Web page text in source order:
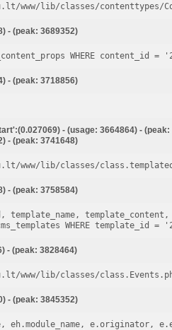
www/lib/classes/
- (peak: 3689352)
- (peak: 3718856)
- (usage: 3664864) - (peak:
- (peak: 3741648)
www/lib/classes/
- (peak: 3758584)
template_name,
- (peak: 3828464)
www/lib/classes/
- (peak: 3845352)
eh.module_name, e.originator,